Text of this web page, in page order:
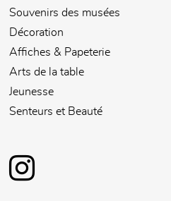
Souvenirs des musées
Décoration
Affiches & Papeterie
Arts de la table
Jeunesse
Senteurs et Beauté